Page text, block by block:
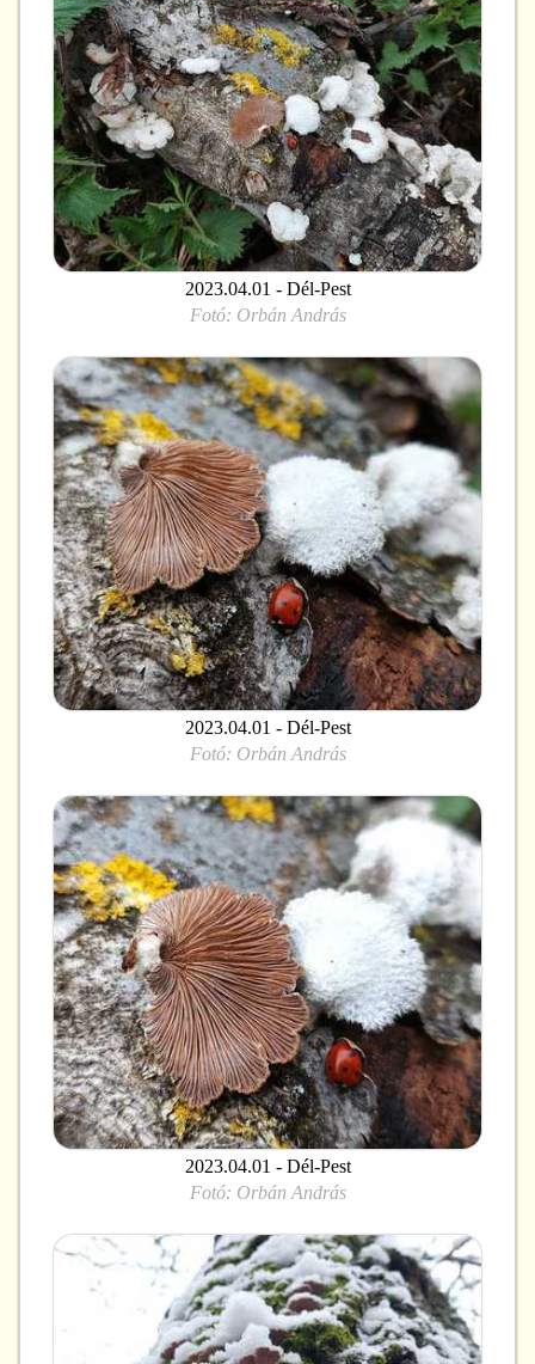
2023.04.01 - Dél-Pest
Fotó: Orbán András
2023.04.01 - Dél-Pest
Fotó: Orbán András
2023.04.01 - Dél-Pest
Fotó: Orbán András